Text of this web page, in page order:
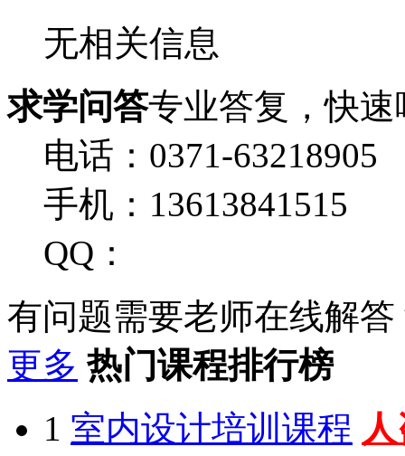
无相关信息
求学问答专业答复，快速
电话：0371-63218905
手机：13613841515
QQ：
有问题需要老师在线解答
更多 热门课程排行榜
1 室内设计培训课程